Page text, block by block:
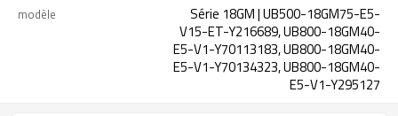
modèle
Série 18GM | UB500-18GM75-E5-
V15-ET-Y216689, UB800-18GM40-
E5-V1-Y70113183, UB800-18GM40-
E5-V1-Y70134323, UB800-18GM40-
E5-V1-Y295127